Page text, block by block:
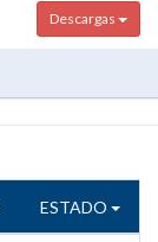
Descargas
ESTADO